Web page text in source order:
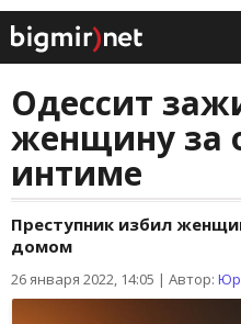
Одессит
женщину за
интиме
Преступник избил
домом
26 января 2022, 14:05 | Автор: